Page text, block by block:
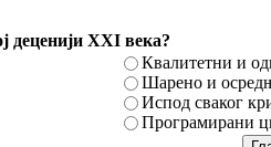
деценији XXI века?
Квалитетни и
Шарено и
Испод сваког
Програмирани